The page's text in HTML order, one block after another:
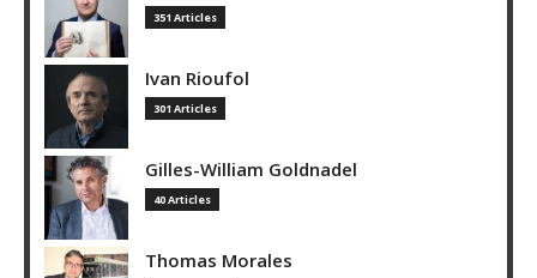
351 Articles
Ivan Rioufol
301 Articles
Gilles-William Goldnadel
40 Articles
Thomas Morales